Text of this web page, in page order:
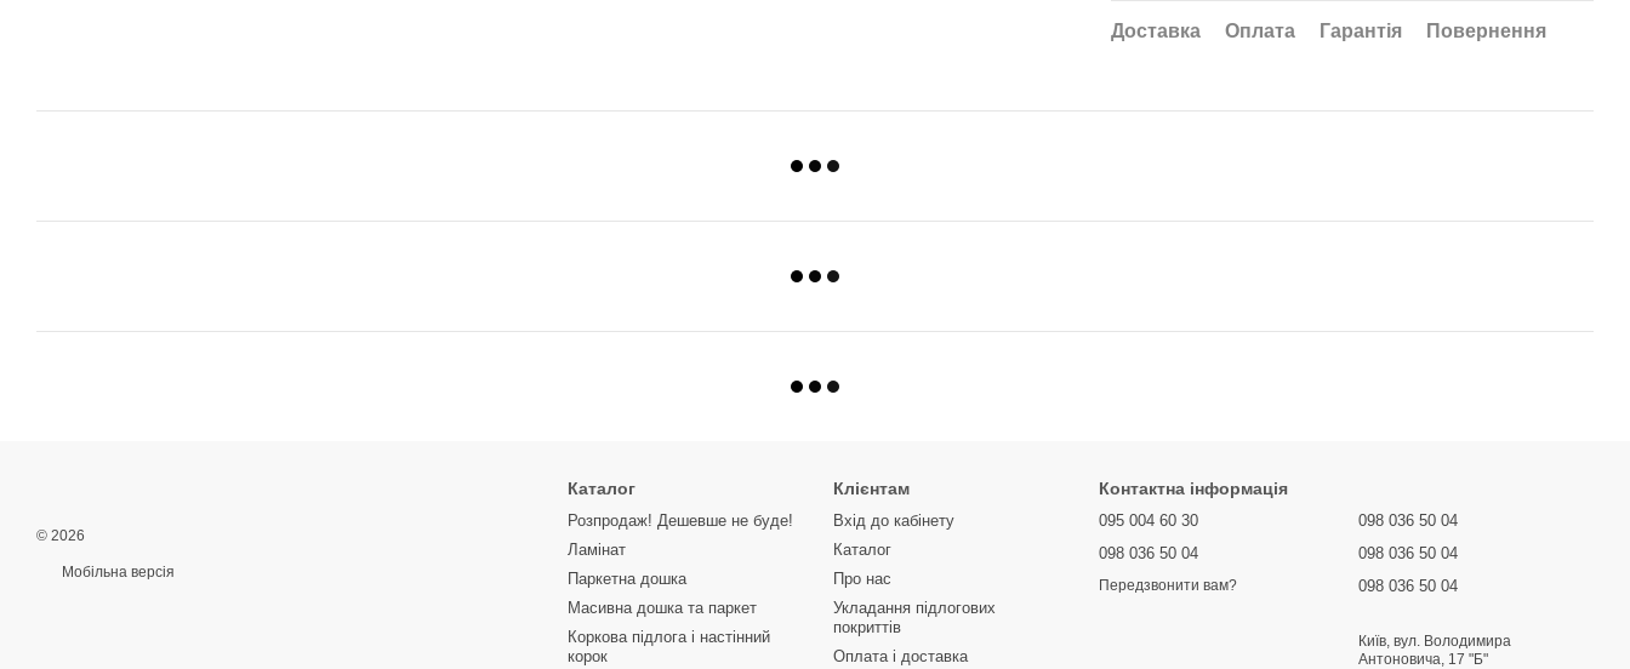
Доставка Оплата Гарантія Повернення
© 2026
Мобільна версія
Каталог
Розпродаж! Дешевше не буде!
Ламінат
Паркетна дошка
Масивна дошка та паркет
Коркова підлога і настінний
корок
Клієнтам
Вхід до кабінету
Каталог
Про нас
Укладання підлогових
покриттів
Оплата і доставка
Контактна інформація
095 004 60 30
098 036 50 04
Передзвонити вам?
098 036 50 04
098 036 50 04
098 036 50 04
Київ, вул. Володимира
Антоновича, 17 "Б"